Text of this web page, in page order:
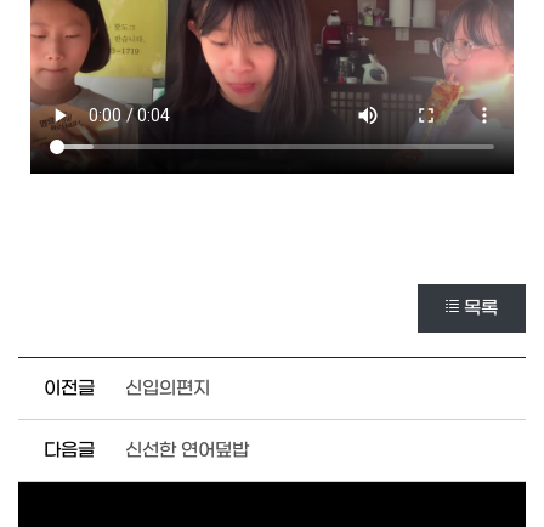
목록
이전글 신입의편지
다음글 신선한 연어덮밥